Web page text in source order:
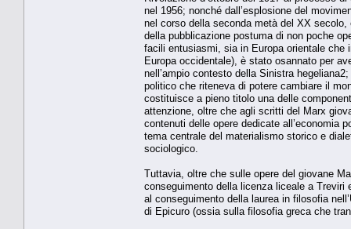
nel 1956; nonché dall’esplosione del
nel corso della seconda metà del XX
della pubblicazione postuma di non poche
facili entusiasmi, sia in Europa orientale
Europa occidentale), è stato osannato per
nell’ampio contesto della Sinistra
politico che riteneva di potere cambiare il
costituisce a pieno titolo una delle
attenzione, oltre che agli scritti del Marx
contenuti delle opere dedicate all’economia
tema centrale del materialismo storico e
sociologico.
Tuttavia, oltre che sulle opere del giovane
conseguimento della licenza liceale a Treviri
al conseguimento della laurea in filosofia
di Epicuro (ossia sulla filosofia greca che